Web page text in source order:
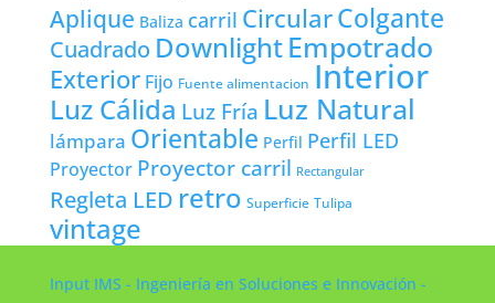
Aplique Baliza carril CircularColgante
Cuadrado DownlightEmpotrado
Exterior Fijo Fuente alimentacion Interior
Luz Cálida Luz Fría Luz Natural
lámpara Orientable Perfil Perfil LED
Proyector Proyector carril Rectangular
Regleta LED retro Superficie Tulipa
vintage
Input IMS - Ingeniería en Soluciones e Innovación -